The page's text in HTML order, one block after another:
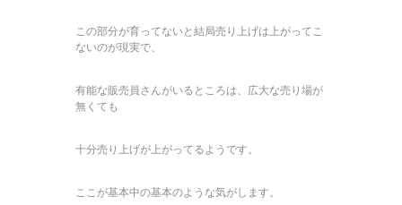
この部分が育ってないと結局売り上げは上がってこ
ないのが現実で、
有能な販売員さんがいるところは、広大な売り場が
無くても
十分売り上げが上がってるようです。
ここが基本中の基本のような気がします。